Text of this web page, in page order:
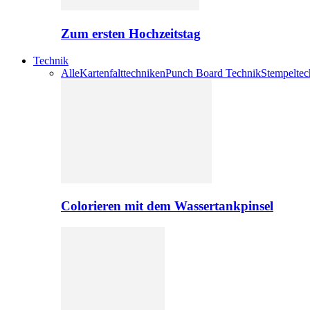
Zum ersten Hochzeitstag
Technik
AlleKartenfalttechnikenPunch Board Technik
Colorieren mit dem Wassertankpinsel